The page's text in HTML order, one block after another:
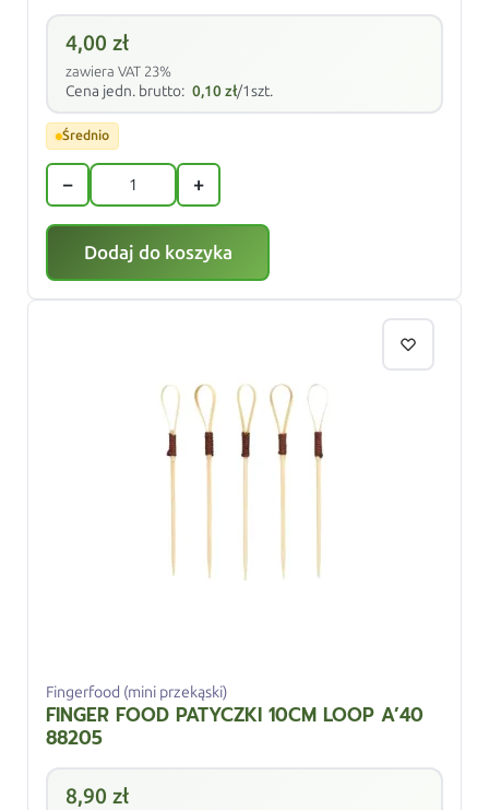
4,00zł
zawiera VAT 23%
Cena jedn. brutto: 0,10zł/1szt.
Średnio
− +
Dodaj do koszyka
Fingerfood (mini przekąski)
FINGER FOOD PATYCZKI 10CM LOOP A’40
88205
8,90zł